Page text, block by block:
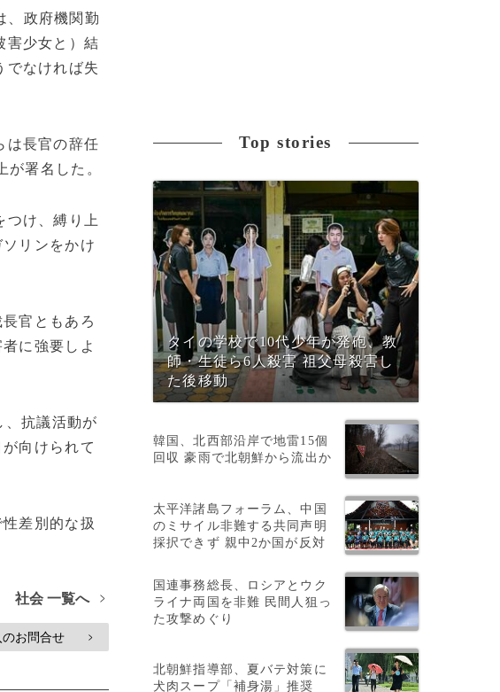
、政府機関勤
害少女と）結
でなければ失
は長官の辞任
が署名した。
け、縛り上
リンをかけ
官ともあろ
に強要しよ
抗議活動が
向けられて
差別的な扱
社会 一覧へ >
お問合せ >
Top stories
タイの学校で10代少年が発砲、教
師・生徒ら6人殺害 祖父母殺害し
た後移動
韓国、北西部沿岸で地雷15個
回収 豪雨で北朝鮮から流出か
太平洋諸島フォーラム、中国
のミサイル非難する共同声明
採択できず 親中2か国が反対
国連事務総長、ロシアとウク
ライナ両国を非難 民間人狙っ
た攻撃めぐり
北朝鮮指導部、夏バテ対策に
犬肉スープ「補身湯」推奨